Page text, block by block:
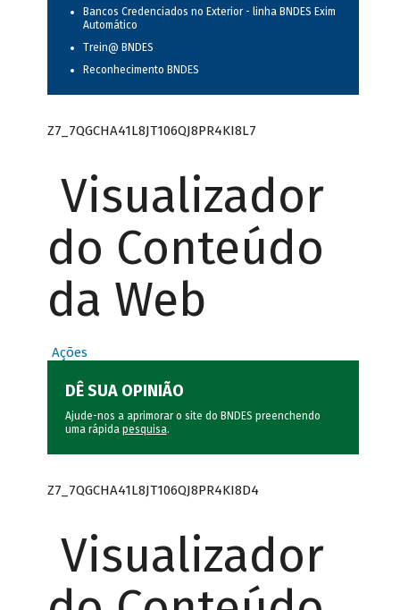
Bancos Credenciados no Exterior - linha BNDES Exim
Automático
Trein@ BNDES
Reconhecimento BNDES
Z7_7QGCHA41L8JT106QJ8PR4KI8L7
Visualizador
do Conteúdo
da Web
Ações
DÊ SUA OPINIÃO
Ajude-nos a aprimorar o site do BNDES preenchendo
uma rápida pesquisa.
Z7_7QGCHA41L8JT106QJ8PR4KI8D4
Visualizador